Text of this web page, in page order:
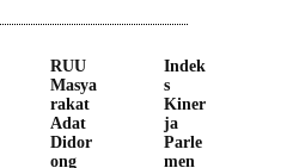
RUU
Masya
rakat
Adat
Didor
ong
Indek
s
Kiner
ja
Parle
men